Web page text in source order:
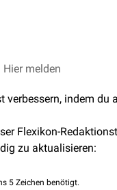
Armgeflecht zieht
Ästen des Plexus
Ventralzieht der
and Eugen
Anatomie,
Hier melden
verbessern, indem du
Flexikon-
zu aktualisieren:
5 Zeichen benötigt.